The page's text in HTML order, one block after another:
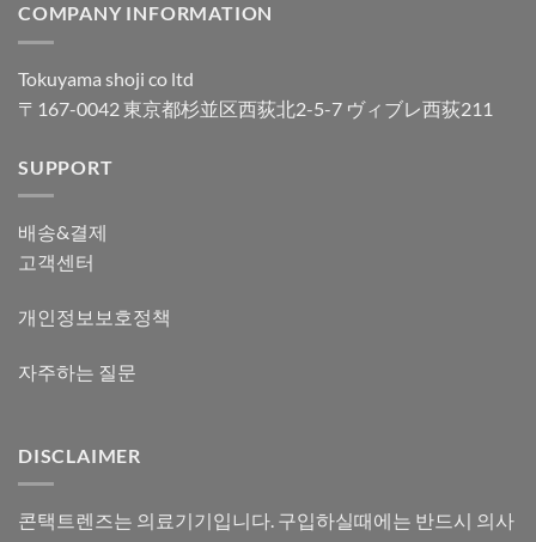
COMPANY INFORMATION
Tokuyama shoji co ltd
〒167-0042 東京都杉並区西荻北2-5-7 ヴィブレ西荻211
SUPPORT
배송&결제
고객센터
개인정보보호정책
자주하는 질문
DISCLAIMER
콘택트렌즈는 의료기기입니다. 구입하실때에는 반드시 의사